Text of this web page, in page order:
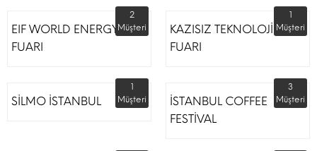
EIF WORLD ENERGY
FUARI
2
Müşteri
KAZISIZ TEKNOLOJİLER
FUARI
1
Müşteri
SİLMO İSTANBUL
1
Müşteri
İSTANBUL COFFEE
FESTİVAL
3
Müşteri